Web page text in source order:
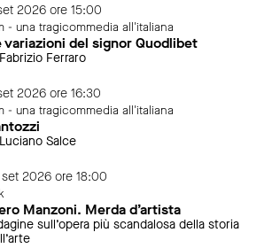
2026 ore 15:00
- una tragicommedia all'italiana
variazioni del signor Quodlibet
Ferraro
2026 ore 16:30
- una tragicommedia all'italiana
Salce
set 2026 ore 18:00
Manzoni. Merda d’artista
sull’opera più scandalosa della storia